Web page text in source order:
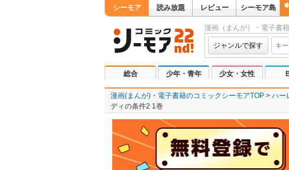
シーモア 読み放題 レビュー シーモア島
漫画（まんが）・電子書
ジャンルで探す
総合 少年・青年 少女・女性
漫画(まんが)・電子書籍のコミックシーモアTOP ハー
ディの条件2 1巻